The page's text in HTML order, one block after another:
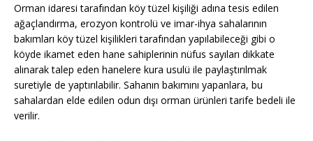
Orman idaresi tarafından köy tüzel kişiliği adına tesis edilen
ağaçlandırma, erozyon kontrolü ve imar-ihya sahalarının
bakımları köy tüzel kişilikleri tarafından yapılabileceği gibi o
köyde ikamet eden hane sahiplerinin nüfus sayıları dikkate
alınarak talep eden hanelere kura usulü ile paylaştırılmak
suretiyle de yaptırılabilir. Sahanın bakımını yapanlara, bu
sahalardan elde edilen odun dışı orman ürünleri tarife bedeli ile
verilir.